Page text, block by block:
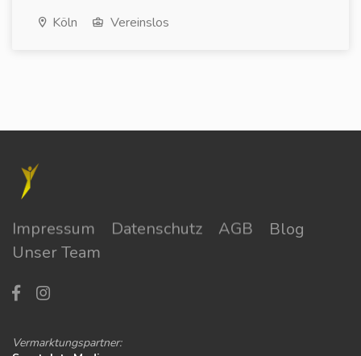
Köln Vereinslos
Impressum Datenschutz AGB
Blog
Unser Team
Vermarktungspartner: